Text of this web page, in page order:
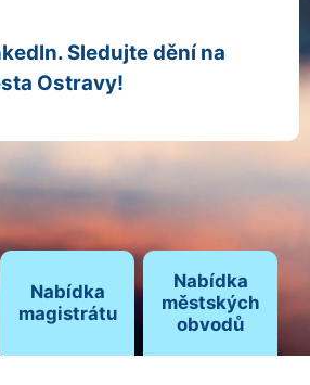
Sledujte dění na
Ostravy!
Nabídka
magistrátu
Nabídka
městských
obvodů